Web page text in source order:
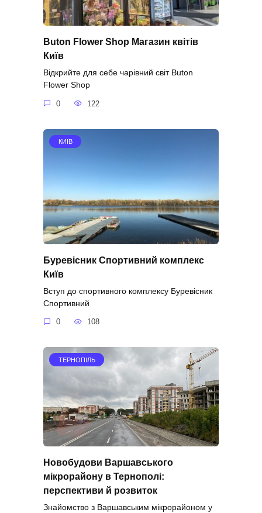
Buton Flower Shop Магазин квітів
Київ
Відкрийте для себе чарівний світ Buton
Flower Shop
0 122
КИЇВ
Буревісник Спортивний комплекс
Київ
Вступ до спортивного комплексу Буревісник
Спортивний
0 108
ТЕРНОПІЛЬ
Новобудови Варшавського
мікрорайону в Тернополі:
перспективи й розвиток
Знайомство з Варшавським мікрорайоном у